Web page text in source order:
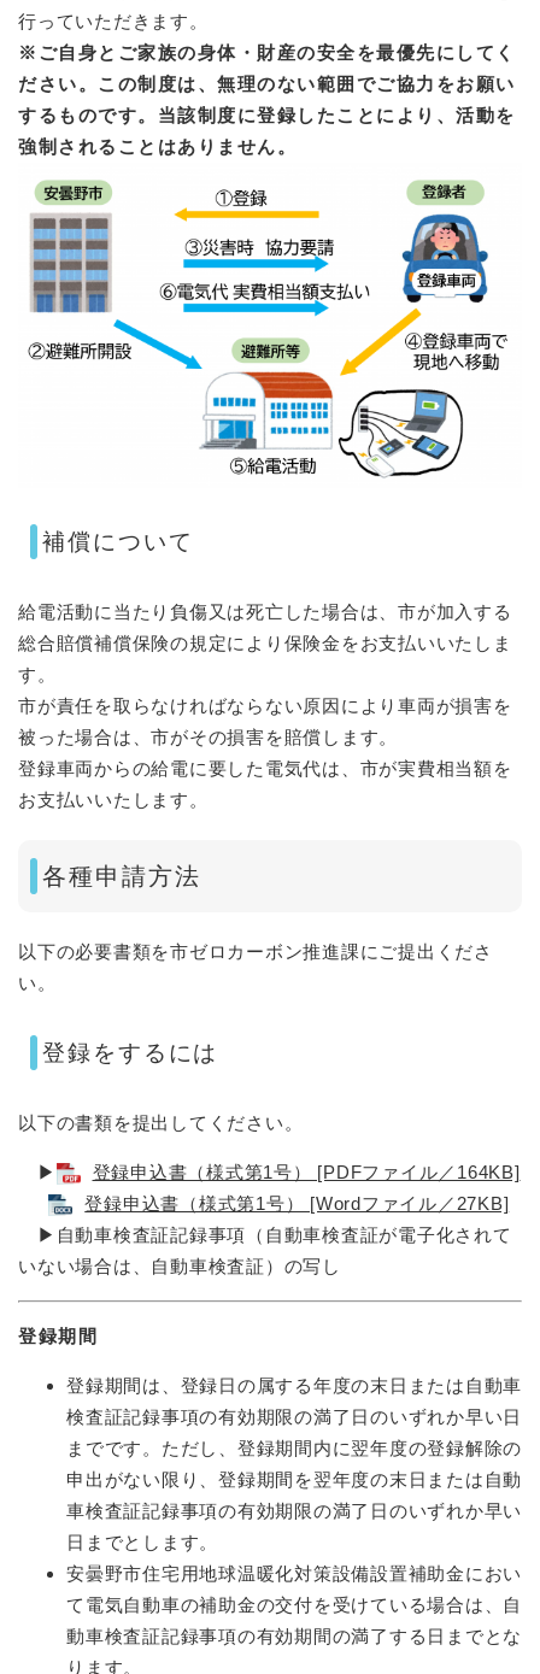
行っていただきます。
※ご自身とご家族の身体・財産の安全を最優先にしてく
ださい。この制度は、無理のない範囲でご協力をお願い
するものです。当該制度に登録したことにより、活動を
強制されることはありません。​​
補償について
給電活動に当たり負傷又は死亡した場合は、市が加入する
総合賠償補償保険の規定により保険金をお支払いいたしま
す。
市が責任を取らなければならない原因により車両が損害を
被った場合は、市がその損害を賠償します。
​登録車両からの給電に要した電気代は、市が実費相当額を
お支払いいたします。​
各種申請方法
以下の必要書類を市ゼロカーボン推進課にご提出くださ
い。
登録をするには
以下の書類を提出してください。
▶
登録申込書（様式第1号） [PDFファイル／164KB]
登録申込書（様式第1号） [Wordファイル／27KB]
▶​自動車検査証記録事項（自動車検査証が電子化されて
いない場合は、自動車検査証）の写し
登録期間
登録期間は、登録日の属する年度の末日または自動車
検査証記録事項の有効期限の満了日のいずれか早い日
までです。ただし、登録期間内に翌年度の登録解除の
申出がない限り、登録期間を翌年度の末日または自動
車検査証記録事項の有効期限の満了日のいずれか早い
日までとします。
安曇野市住宅用地球温暖化対策設備設置補助金におい
て電気自動車の補助金の交付を受けている場合は、自
動車検査証記録事項の有効期間の満了する日までとな
ります。